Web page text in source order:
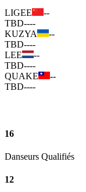
LIGEE
--
TBD----
KUZYA
--
TBD----
LEE
--
TBD----
QUAKE
--
TBD----
16
Danseurs Qualifiés
12